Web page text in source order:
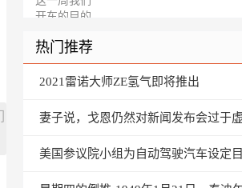
热门推荐
2021雷诺大师ZE氢气即将推出
妻子说，戈恩仍然对新闻发布会过于
美国参议院小组为自动驾驶汽车设定